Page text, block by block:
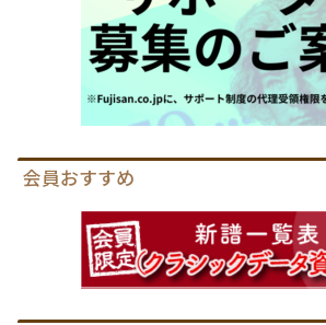
会員おすすめ